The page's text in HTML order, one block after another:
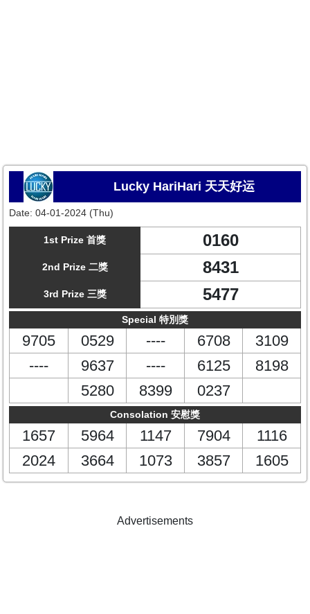
Lucky HariHari 天天好运
Date: 04-01-2024 (Thu)
1st Prize 首獎 0160
2nd Prize 二獎 8431
3rd Prize 三獎 5477
Special 特別獎
9705 0529 ---- 6708
3109
----
9637 ---- 6125
8198
5280
8399 0237
Consolation 安慰獎
1657 5964 1147 7904
1116
2024
3664 1073 3857 1605
Advertisements